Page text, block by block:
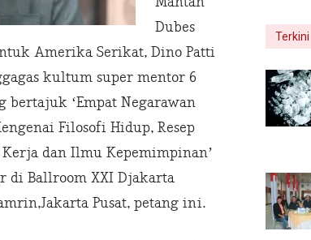
Dubes
Amerika Serikat, Dino Patti
kultum super mentor 6
bertajuk ‘Empat Negarawan
Filosofi Hidup, Resep
Kerja dan Ilmu Kepemimpinan’
di Ballroom XXI Djakarta
Pusat, petang ini.
Terkini